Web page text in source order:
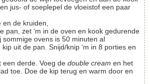
jus- of soeplepel de vloeistof een paar
en de kruiden,
sommige ovens is 50 minuten al
uit de pan. Snijd/knip ‘m in 8 porties en
een derde. Voeg de double cream en het
toe. Doe de kip terug en warm door en